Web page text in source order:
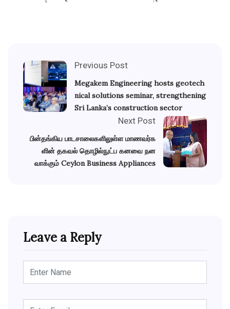
Previous Post
Megakem Engineering hosts geotech
nical solutions seminar, strengthening
Sri Lanka’s construction sector
Next Post
பின்தங்கிய பாடசாலைகளிலுள்ள மாணவர்க
ளின் தகவல் தொழில்நுட்ப கனவை நன
வாக்கும் Ceylon Business Appliances
Leave a Reply